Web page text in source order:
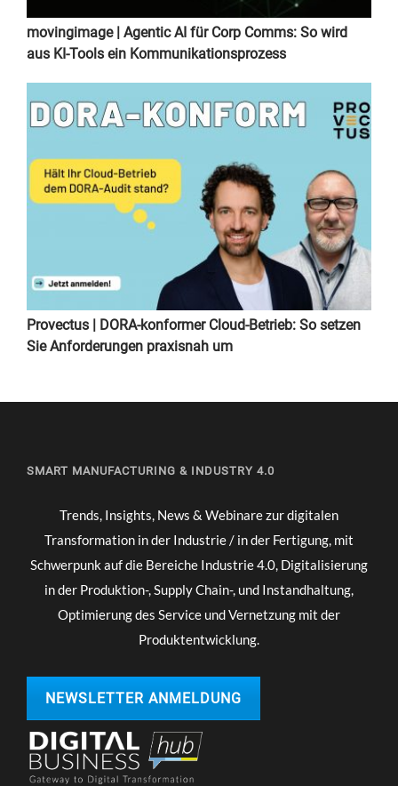
movingimage | Agentic AI für Corp Comms: So wird
aus KI-Tools ein Kommunikationsprozess
Provectus | DORA-konformer Cloud-Betrieb: So setzen
Sie Anforderungen praxisnah um
SMART MANUFACTURING & INDUSTRY 4.0
Trends, Insights, News & Webinare zur digitalen
Transformation in der Industrie / in der Fertigung, mit
Schwerpunk auf die Bereiche Industrie 4.0, Digitalisierung
in der Produktion-, Supply Chain-, und Instandhaltung,
Optimierung des Service und Vernetzung mit der
Produktentwicklung.
NEWSLETTER ANMELDUNG